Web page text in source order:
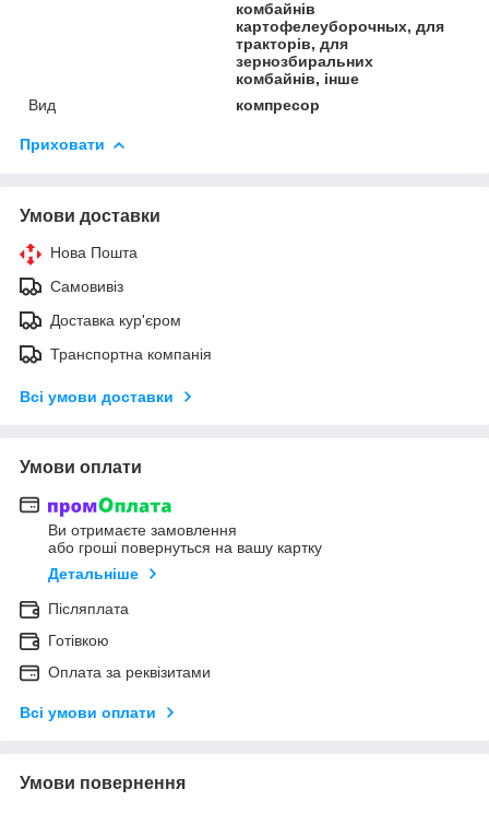
комбайнів
картофелеуборочных, для
тракторів, для
зернозбиральних
комбайнів, інше
Вид
компресор
Приховати
Умови доставки
Нова Пошта
Самовивіз
Доставка кур'єром
Транспортна компанія
Всі умови доставки
Умови оплати
Ви отримаєте замовлення
або гроші повернуться на вашу картку
Детальніше
Післяплата
Готівкою
Оплата за реквізитами
Всі умови оплати
Умови повернення